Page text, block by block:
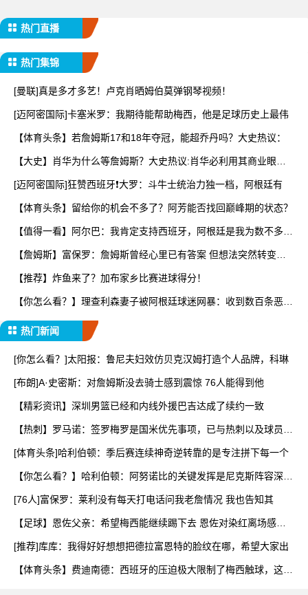
热门直播
热门集锦
[曼联]真是多才多艺！卢克肖晒姆伯莫弹钢琴视频！
[迈阿密国际]卡塞米罗：我期待能帮助梅西，他是足球历史上最伟
【体育头条】若詹姆斯17和18年夺冠，能超乔丹吗？大史热议：
【大史】肖华为什么等詹姆斯？大史热议:肖华必利用其商业眼光
[迈阿密国际]狂赞西班牙❗大罗：斗牛士统治力独一档，阿根廷有
【体育头条】留给你的机会不多了？阿芳能否找回巅峰期的状态？
【值得一看】阿尔巴：我肯定支持西班牙，阿根廷是我为数不多会
【詹姆斯】富保罗：詹姆斯曾经心里已有答案 但想法突然转变又
【推荐】炸鱼来了？加布家乡比赛进球得分！
【你怎么看？】理查利森妻子被阿根廷球迷网暴：收到数百条恶
热门新闻
[你怎么看？]太阳报：鲁尼夫妇效仿贝克汉姆打造个人品牌，科琳
[布朗]A·史密斯：对詹姆斯没去骑士感到震惊 76人能得到他
【精彩资讯】深圳男篮已经和内线外援巴吉达成了续约一致
【热刺】罗马诺：签罗梅罗是国米优先事项，已与热刺以及球员阵
[体育头条]哈利伯顿：季后赛连续神奇逆转靠的是专注拼下每一个
【你怎么看？】哈利伯顿：阿努诺比的关键发挥是尼克斯阵容深度
[76人]富保罗：莱利没有每天打电话问我老詹情况 我也告知其
【足球】恩佐父亲：希望梅西能继续踢下去 恩佐对染红离场感到
[推荐]库库：我得好好想想把德拉富恩特的脸纹在哪，希望大家出
【体育头条】费迪南德：西班牙的压迫极大限制了梅西触球，这是